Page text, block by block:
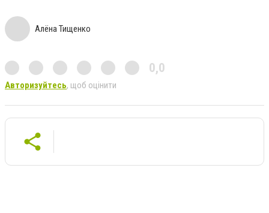
Алёна Тищенко
0,0
Авторизуйтесь, щоб оцінити